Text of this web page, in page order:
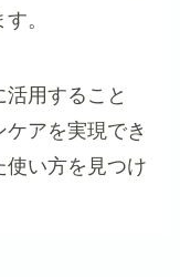
。
用すること
アを実現でき
使い方を見つけ